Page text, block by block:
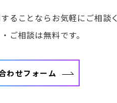
ることならお気軽にご相談
ご相談は無料です。
わせフォーム